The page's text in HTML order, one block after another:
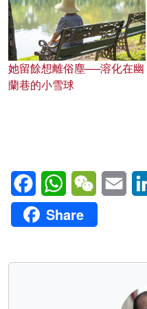
她留餘想離俗塵──溶化在幽
蘭巷的小雪球
FacebookWhatsAppWeChatEmail
Share